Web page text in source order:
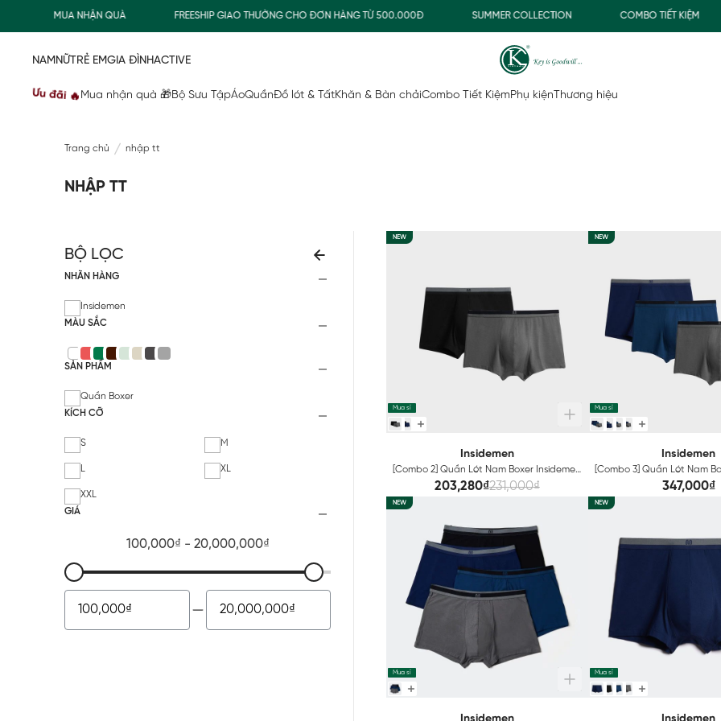
MUA NHẬN QUÀ FREESHIP GIAO THƯỜNG CHO ĐƠN HÀNG TỪ 500.000Đ SUMMER COLLECTION COMBO TIẾT KIỆM
NAMNỮTRẺ EMGIA ĐÌNHACTIVE
Ưu đãi 🔥 Mua nhận quà 🎁Bộ Sưu TậpÁoQuầnĐồ lót & TấtKhăn & Bàn chảiCombo Tiết KiệmPhụ kiện Thương hiệu
Trang chủ nhập tt
NHẬP TT
BỘ LỌC
NHÃN HÀNG
Insidemen
MÀU SẮC
SẢN PHẨM
Quần Boxer
KÍCH CỠ
S M
L XL
XXL
GIÁ
NEW
Mua sỉ
Insidemen
[Combo 2] Quần Lót Nam Boxer Insidemen
IBX001EXP02
203,280₫231,000₫
NEW
Mua sỉ
Insidemen
[Combo 3] Quần Lót Nam
IBX001EXP03
347,000₫
NEW
Mua sỉ
NEW
Mua sỉ